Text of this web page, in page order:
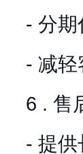
- 分期
- 减轻
6 . 售
- 提供